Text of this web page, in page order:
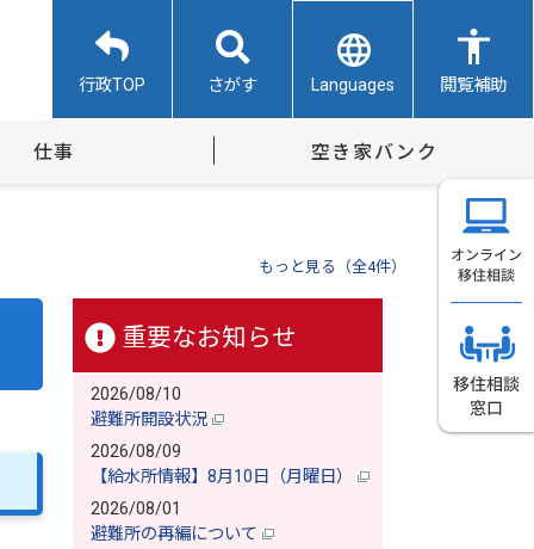
行政TOP さがす Languages 閲覧補助
仕事 空き家バンク
もっと見る（全4件）
重要なお知らせ
2026/08/10
避難所開設状況
2026/08/09
【給水所情報】8月10日（月曜日）
2026/08/01
避難所の再編について